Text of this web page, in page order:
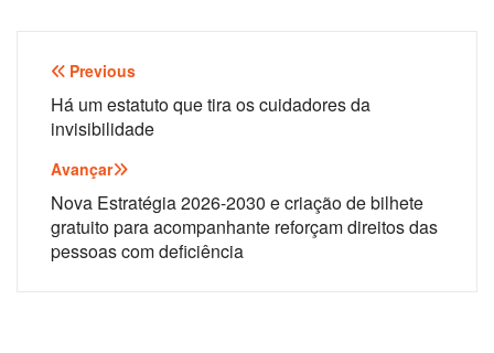
Navegação
de
artigos
Previous
Há um estatuto que tira os cuidadores da
invisibilidade
Avançar
Nova Estratégia 2026-2030 e criação de bilhete
gratuito para acompanhante reforçam direitos das
pessoas com deficiência